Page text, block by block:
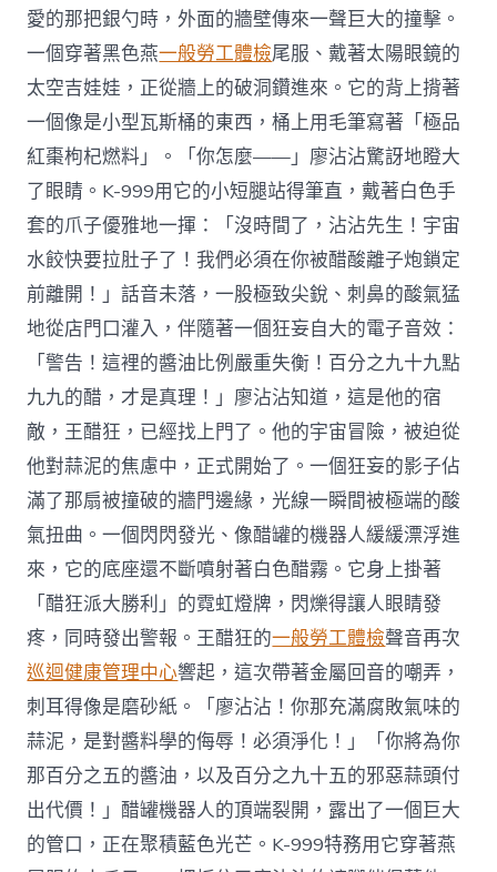
愛的那把銀勺時，外面的牆壁傳來一聲巨大的撞擊。
一個穿著黑色燕一般勞工體檢尾服、戴著太陽眼鏡的
太空吉娃娃，正從牆上的破洞鑽進來。它的背上揹著
一個像是小型瓦斯桶的東西，桶上用毛筆寫著「極品
紅棗枸杞燃料」。「你怎麼——」廖沾沾驚訝地瞪大
了眼睛。K-999用它的小短腿站得筆直，戴著白色手
套的爪子優雅地一揮：「沒時間了，沾沾先生！宇宙
水餃快要拉肚子了！我們必須在你被醋酸離子炮鎖定
前離開！」話音未落，一股極致尖銳、刺鼻的酸氣猛
地從店門口灌入，伴隨著一個狂妄自大的電子音效：
「警告！這裡的醬油比例嚴重失衡！百分之九十九點
九九的醋，才是真理！」廖沾沾知道，這是他的宿
敵，王醋狂，已經找上門了。他的宇宙冒險，被迫從
他對蒜泥的焦慮中，正式開始了。一個狂妄的影子佔
滿了那扇被撞破的牆門邊緣，光線一瞬間被極端的酸
氣扭曲。一個閃閃發光、像醋罐的機器人緩緩漂浮進
來，它的底座還不斷噴射著白色醋霧。它身上掛著
「醋狂派大勝利」的霓虹燈牌，閃爍得讓人眼睛發
疼，同時發出警報。王醋狂的一般勞工體檢聲音再次
巡迴健康管理中心響起，這次帶著金屬回音的嘲弄，
刺耳得像是磨砂紙。「廖沾沾！你那充滿腐敗氣味的
蒜泥，是對醬料學的侮辱！必須淨化！」「你將為你
那百分之五的醬油，以及百分之九十五的邪惡蒜頭付
出代價！」醋罐機器人的頂端裂開，露出了一個巨大
的管口，正在聚積藍色光芒。K-999特務用它穿著燕